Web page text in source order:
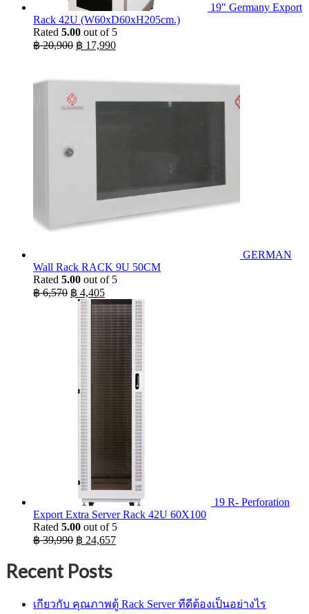
19" Germany Export
Rack 42U (W60xD60xH205cm.)
Rated 5.00 out of 5
฿20,900 Original
฿ 20,900.
฿ 17,990Current
฿ 17,990.
GERMAN
Wall Rack RACK 9U 50CM
Rated 5.00 out of 5
฿6,570 Original
price
was:
฿ 6,570.
฿ 4,405Current
price
is:
฿ 4,405.
19 R- Perforation
Export Extra Server Rack 42U 60X100
Rated 5.00 out of 5
฿39,990 Original
was:
฿ 39,990.
฿ 24,657Current
Recent Posts
เกียวกับ คุณภาพตู้ Rack Server ทีดีต้องเป็นอย่างไร